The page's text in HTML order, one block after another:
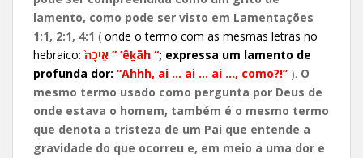
lamento, como pode ser visto em Lamentações
1:1, 2:1, 4:1 ( onde o termo com as mesmas letras no
hebraico:
אֵיכָה֙ ” ’êḵāh “; expressa um lamento de
profunda dor: “Ahhh, ai … ai … ai …, como?!” ). O
mesmo termo usado como pergunta por Deus de
onde estava o homem, também é o mesmo termo
que denota a tristeza de um Pai que entende a
gravidade do que ocorreu e, em meio a uma dor e